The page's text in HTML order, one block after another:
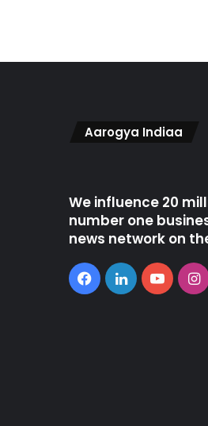
Aarogya Indiaa
We influence 20
number one
news network on
Facebook
LinkedIn